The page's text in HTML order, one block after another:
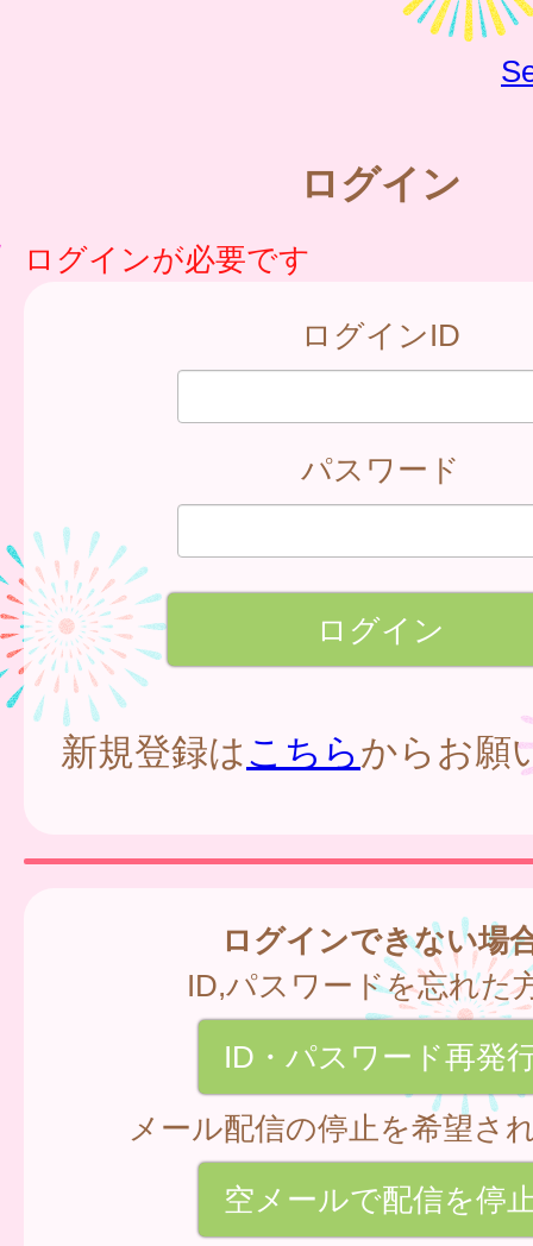
ログイン
ログインが必要です
ログインID
パスワード
新規登録はこちら からお願
ログインできない場
ID,パスワードを忘れた
ID・パスワード再発
メール配信の停止を希望さ
空メールで配信を停